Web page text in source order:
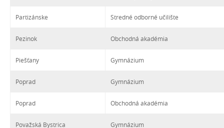
Partizánske Stredné odborné učilište
Pezinok Obchodná akadémia
Piešťany Gymnázium
Poprad Gymnázium
Poprad Obchodná akadémia
Považská Bystrica Gymnázium